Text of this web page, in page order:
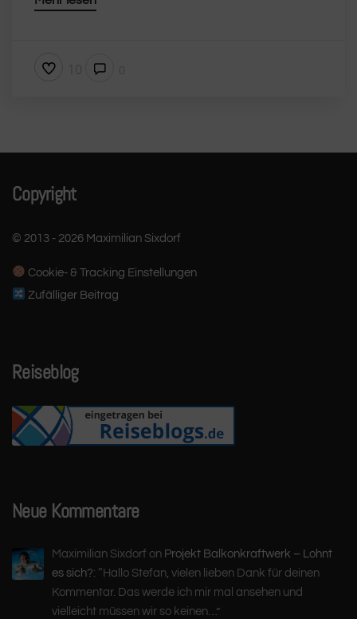
Copyright
© 2013 - 2026 Maximilian Sixdorf
Cookie- & Tracking Einstellungen
Zufälliger Beitrag
Reiseblog
Neue Kommentare
Maximilian Sixdorf on Projekt Balkonkraftwerk – Lohnt
es sich?: “ Hallo Stefan, vielen lieben Dank für deinen
Kommentar. Das werde ich mir mal ansehen und
vielleicht müssen wir so keinen… ”